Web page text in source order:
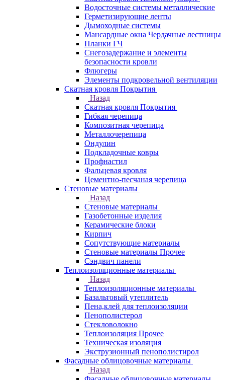
Водосточные системы металлические
Герметизирующие ленты
Дымоходные системы
Мансардные окна Чердачные лестницы
Планки ГЧ
Снегозадержание и элементы
безопасности кровли
Флюгеры
Элементы подкровельной вентиляции
Скатная кровля Покрытия
Назад
Скатная кровля Покрытия
Гибкая черепица
Композитная черепица
Металлочерепица
Ондулин
Подкладочные ковры
Профнастил
Фальцевая кровля
Цементно-песчаная черепица
Стеновые материалы
Назад
Стеновые материалы
Газобетонные изделия
Керамические блоки
Кирпич
Сопутствующие материалы
Стеновые материалы Прочее
Сэндвич панели
Теплоизоляционные материалы
Назад
Теплоизоляционные материалы
Базальтовый утеплитель
Пена,клей для теплоизоляции
Пенополистерол
Стекловолокно
Теплоизоляция Прочее
Техническая изоляция
Экструзионный пенополистирол
Фасадные облицовочные материалы
Назад